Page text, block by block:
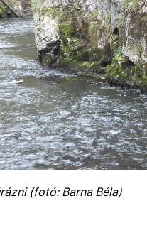
(fotó: Barna Béla)